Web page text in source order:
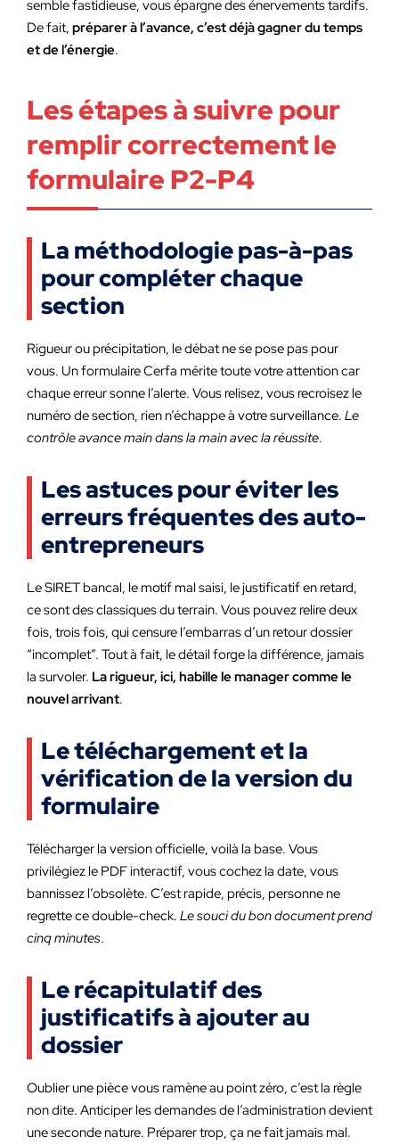
semble fastidieuse, vous épargne des énervements tardifs.
De fait, préparer à l’avance, c’est déjà gagner du temps
et de l’énergie.
Les étapes à suivre pour
remplir correctement le
formulaire P2-P4
La méthodologie pas-à-pas
pour compléter chaque
section
Rigueur ou précipitation, le débat ne se pose pas pour
vous. Un formulaire Cerfa mérite toute votre attention car
chaque erreur sonne l’alerte. Vous relisez, vous recroisez le
numéro de section, rien n’échappe à votre surveillance. Le
contrôle avance main dans la main avec la réussite.
Les astuces pour éviter les
erreurs fréquentes des auto-
entrepreneurs
Le SIRET bancal, le motif mal saisi, le justificatif en retard,
ce sont des classiques du terrain. Vous pouvez relire deux
fois, trois fois, qui censure l’embarras d’un retour dossier
“incomplet”. Tout à fait, le détail forge la différence, jamais
la survoler. La rigueur, ici, habille le manager comme le
nouvel arrivant.
Le téléchargement et la
vérification de la version du
formulaire
Télécharger la version officielle, voilà la base. Vous
privilégiez le PDF interactif, vous cochez la date, vous
bannissez l’obsolète. C’est rapide, précis, personne ne
regrette ce double-check. Le souci du bon document prend
cinq minutes.
Le récapitulatif des
justificatifs à ajouter au
dossier
Oublier une pièce vous ramène au point zéro, c’est la règle
non dite. Anticiper les demandes de l’administration devient
une seconde nature. Préparer trop, ça ne fait jamais mal.